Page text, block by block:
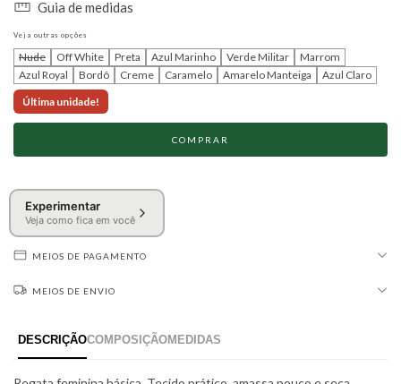
Guia de medidas
Veja outras opções
Nude Off White Preta Azul Marinho Verde Militar
Marrom
Azul Royal
Bordô Creme Caramelo Amarelo Manteiga
Azul Claro
Última unidade!
Experimentar
Veja como fica em você
MEIOS DE PAGAMENTO
MEIOS DE ENVIO